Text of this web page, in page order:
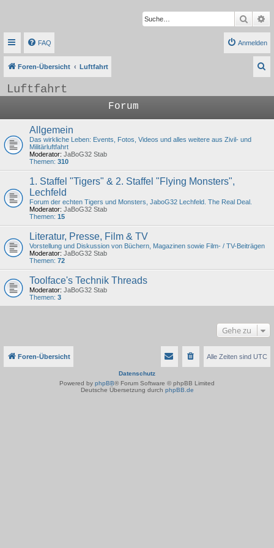
Suche
FAQ Anmelden
Foren-Übersicht Luftfahrt
c
Luftfahrt
Forum
Allgemein
Das wirkliche Leben: Events, Fotos, Videos und alles weitere aus Zivil- und
Militärluftfahrt
Moderator: JaBoG32 Stab
Themen: 310
1. Staffel "Tigers" & 2. Staffel "Flying Monsters",
Lechfeld
Forum der echten Tigers und Monsters, JaboG32 Lechfeld. The Real Deal.
Moderator: JaBoG32 Stab
Themen: 15
Literatur, Presse, Film & TV
Vorstellung und Diskussion von Büchern, Magazinen sowie Film- / TV-Beiträgen
Moderator: JaBoG32 Stab
Themen: 72
Toolface's Technik Threads
Moderator: JaBoG32 Stab
Themen: 3
Gehe zu
Foren-Übersicht Alle Zeiten sind UTC
Datenschutz
Powered by phpBB® Forum Software © phpBB Limited
Deutsche Übersetzung durch phpBB.de